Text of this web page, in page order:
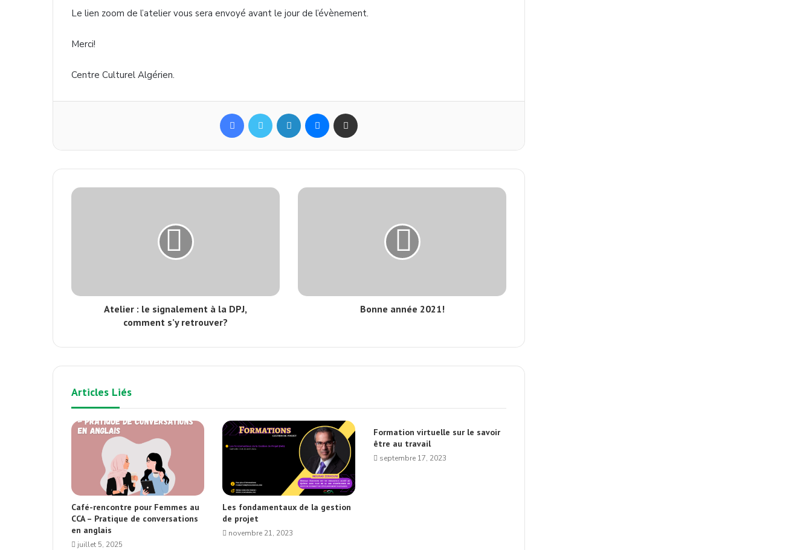
Le lien zoom de l’atelier vous sera envoyé avant le jour de l’évènement.
Merci!
Centre Culturel Algérien.
Facebook Twitter Linkedin Messenger
Atelier : le signalement à la DPJ,
comment s’y retrouver?
Bonne année 2021!
Articles Liés
Café-rencontre pour Femmes au
CCA – Pratique de conversations
en anglais
juillet 5, 2025
Les fondamentaux de la gestion
de projet
novembre 21, 2023
Formation virtuelle sur le savoir
être au travail
septembre 17, 2023